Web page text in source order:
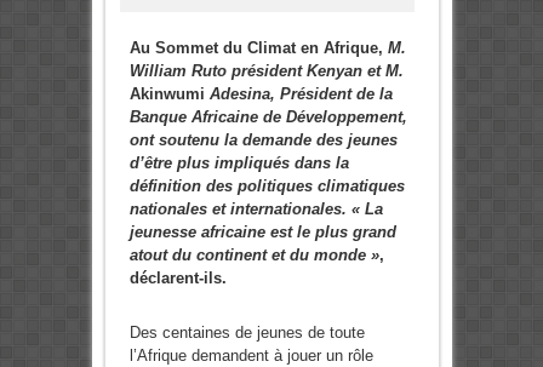
Au Sommet du Climat en Afrique, M.
William Ruto président Kenyan et M.
Akinwumi Adesina, Président de la
Banque Africaine de Développement,
ont soutenu la demande des jeunes
d’être plus impliqués dans la
définition des politiques climatiques
nationales et internationales. « La
jeunesse africaine est le plus grand
atout du continent et du monde »,
déclarent-ils.
Des centaines de jeunes de toute
l’Afrique demandent à jouer un rôle